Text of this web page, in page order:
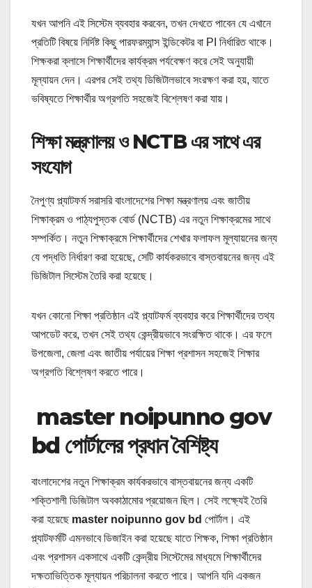
যখন আপনি এই সিস্টেম ব্যবহার করবেন, তখন দেখতে পাবেন যে এখানে
প্রতিটি বিষয়ে নির্দিষ্ট কিছু পারফরম্যান্স ইন্ডিকেটর বা PI নির্ধারিত থাকে।
শিক্ষকরা ক্লাসে শিক্ষার্থীদের কার্যক্রম পর্যবেক্ষণ করে সেই অনুযায়ী
মূল্যায়ন দেন। এরপর সেই তথ্য ডিজিটালভাবে সংরক্ষণ করা হয়, যাতে
ভবিষ্যতে শিক্ষার্থীর অগ্রগতি সহজেই বিশ্লেষণ করা যায়।
শিক্ষা মন্ত্রণালয় ও NCTB এর সাথে এর
সংযোগ
নৈপুণ্য প্ল্যাটফর্ম সরাসরি বাংলাদেশের শিক্ষা মন্ত্রণালয় এবং জাতীয়
শিক্ষাক্রম ও পাঠ্যপুস্তক বোর্ড (NCTB) এর নতুন শিক্ষাক্রমের সাথে
সম্পর্কিত। নতুন শিক্ষাক্রমে শিক্ষার্থীদের শেখার ফলাফল মূল্যায়নের জন্য
যে পদ্ধতি নির্ধারণ করা হয়েছে, সেটি কার্যকরভাবে বাস্তবায়নের জন্য এই
ডিজিটাল সিস্টেম তৈরি করা হয়েছে।
যখন কোনো শিক্ষা প্রতিষ্ঠান এই প্ল্যাটফর্ম ব্যবহার করে শিক্ষার্থীদের তথ্য
আপডেট করে, তখন সেই তথ্য কেন্দ্রীয়ভাবে সংরক্ষিত থাকে। এর ফলে
উপজেলা, জেলা এবং জাতীয় পর্যায়ের শিক্ষা প্রশাসন সহজেই শিক্ষার
অগ্রগতি বিশ্লেষণ করতে পারে।
master noipunno gov
bd পোর্টালের প্রধান বৈশিষ্ট্য
বাংলাদেশের নতুন শিক্ষাক্রম কার্যকরভাবে বাস্তবায়নের জন্য একটি
শক্তিশালী ডিজিটাল অবকাঠামোর প্রয়োজন ছিল। সেই লক্ষ্যেই তৈরি
করা হয়েছে master noipunno gov bd পোর্টাল। এই
প্ল্যাটফর্মটি এমনভাবে ডিজাইন করা হয়েছে যাতে শিক্ষক, শিক্ষা প্রতিষ্ঠান
এবং প্রশাসন একসাথে একটি কেন্দ্রীয় সিস্টেমের মাধ্যমে শিক্ষার্থীদের
দক্ষতাভিত্তিক মূল্যায়ন পরিচালনা করতে পারে। আপনি যদি একজন